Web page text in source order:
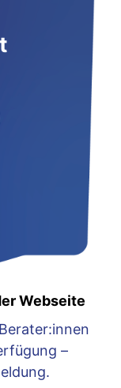
Webseite
–